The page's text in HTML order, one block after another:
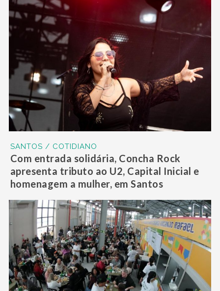
SANTOS / COTIDIANO
Com entrada solidária, Concha Rock
apresenta tributo ao U2, Capital Inicial e
homenagem a mulher, em Santos